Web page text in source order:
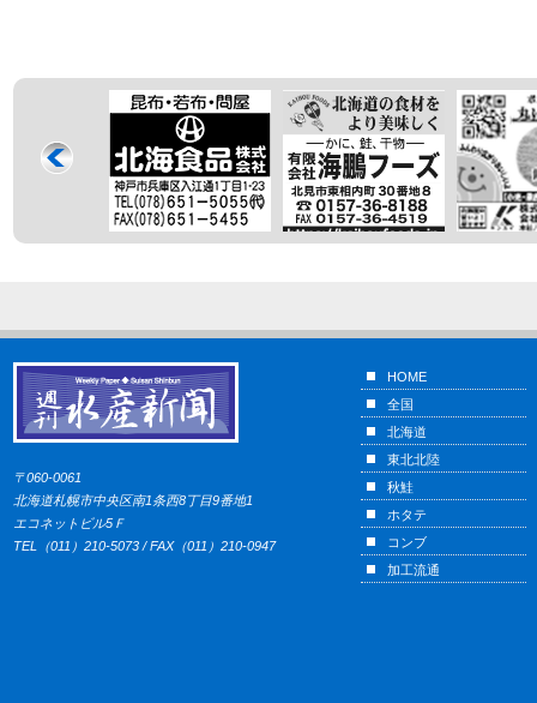
〒060-0061
北海道札幌市中央区南1条西8丁目9番地1
エコネットビル5Ｆ
TEL（011）210-5073 / FAX（011）210-0947
HOME
全国
北海道
東北北陸
秋鮭
ホタテ
コンブ
加工流通